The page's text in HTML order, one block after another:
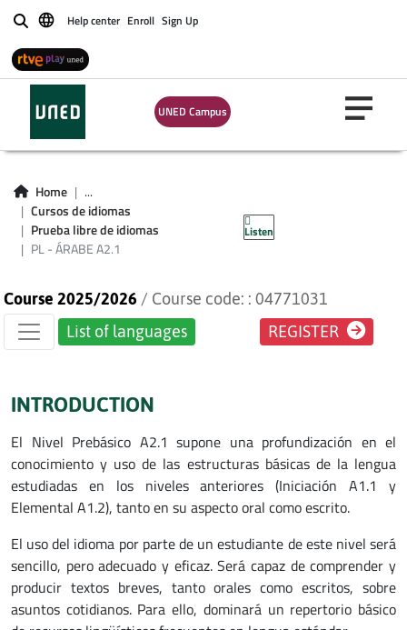
BuscarHelp center Enroll Sign Up
UNED Campus
Home
...
Cursos de idiomas
Prueba libre de idiomas
PL - ÁRABE A2.1
Listen
Certificate Exams
(for students not
enroled in CUID
courses) - PL -
ÁRABE A2.1
Course 2025/2026 / Course code: : 04771031
List of languages
REGISTER
INTRODUCTION
El Nivel Prebásico A2.1 supone una profundización en el
conocimiento y uso de las estructuras básicas de la lengua
estudiadas en los niveles anteriores (Iniciación A1.1 y
Elemental A1.2), tanto en su aspecto oral como escrito.
El uso del idioma por parte de un estudiante de este nivel será
sencillo, pero adecuado y eficaz. Será capaz de comprender y
producir textos breves, tanto orales como escritos, sobre
asuntos cotidianos. Para ello, dominará un repertorio básico